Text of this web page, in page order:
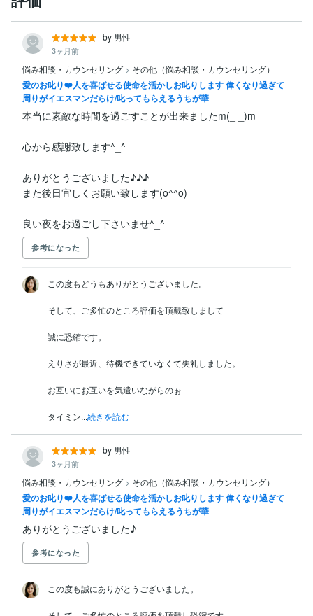
by 男性
3ヶ月前
悩み相談・カウンセリング > その他（悩み相談・カウンセリング）
愛のお叱り❤️人を喜ばせる使命を活かしお叱りします 偉くなり過ぎて
周りがイエスマンだらけ/叱ってもらえるうちが華
本当に素敵な時間を過ごすことが出来ましたm(_ _)m
心から感謝致します^_^
ありがとうございました♪♪♪
また後日宜しくお願い致します(o^^o)
良い夜をお過ごし下さいませ^_^
参考になった
この度もどうもありがとうございました。
そして、ご多忙のところ評価を頂戴致しまして
誠に恐縮です。
えりさが最近、待機できていなくて失礼しました。
お互いにお互いを気遣いながらのぉ
タイミン...続きを読む
by 男性
3ヶ月前
悩み相談・カウンセリング > その他（悩み相談・カウンセリング）
愛のお叱り❤️人を喜ばせる使命を活かしお叱りします 偉くなり過ぎて
周りがイエスマンだらけ/叱ってもらえるうちが華
ありがとうございました♪
参考になった
この度も誠にありがとうございました。